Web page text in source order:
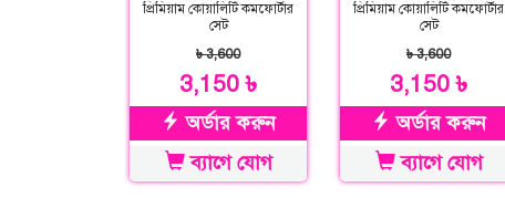
প্রিমিয়াম কোয়ালিটি কমফোর্টার
সেট
৳ 3,600
3,150 ৳
অর্ডার করুন
ব্যাগে যোগ
প্রিমিয়াম কোয়ালিটি কমফোর্টার
সেট
৳ 3,600
3,150 ৳
অর্ডার করুন
ব্যাগে যোগ